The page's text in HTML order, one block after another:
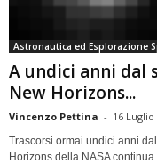
Astronautica ed Esplorazione
A undici anni dal
New Horizons...
Vincenzo Pettina - 16 Luglio
Trascorsi ormai undici anni
Horizons della NASA